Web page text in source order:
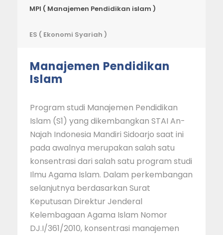
MPI ( Manajemen Pendidikan islam )
ES ( Ekonomi Syariah )
Manajemen Pendidikan
Islam
Program studi Manajemen Pendidikan
Islam (S1) yang dikembangkan STAI An-
Najah Indonesia Mandiri Sidoarjo saat ini
pada awalnya merupakan salah satu
konsentrasi dari salah satu program studi
Ilmu Agama Islam. Dalam perkembangan
selanjutnya berdasarkan Surat
Keputusan Direktur Jenderal
Kelembagaan Agama Islam Nomor
DJ.I/361/2010, konsentrasi manajemen